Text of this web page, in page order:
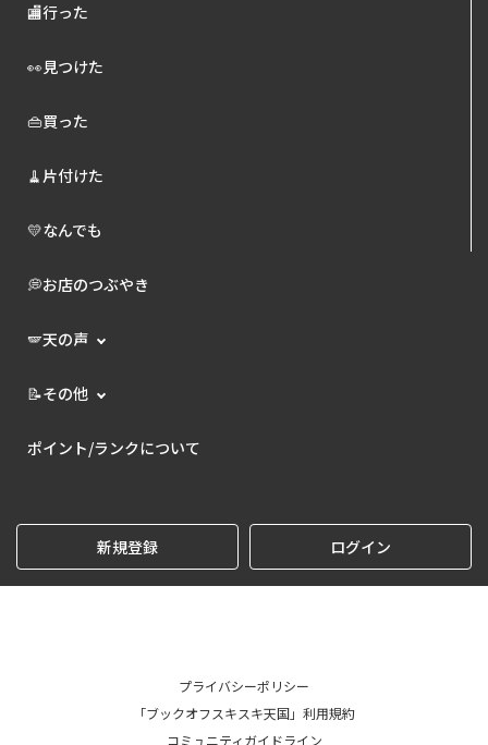
🏬行った
👀見つけた
👜買った
🧹片付けた
💛なんでも
💭お店のつぶやき
🪽天の声
📝その他
ポイント/ランクについて
新規登録 ログイン
プライバシーポリシー
「ブックオフスキスキ天国」利用規約
コミュニティガイドライン